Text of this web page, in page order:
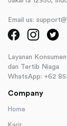
Email us:
Layanan
dan Tertib Niaga
WhatsApp: +62
Company
Home